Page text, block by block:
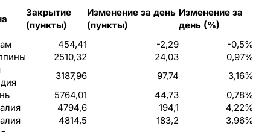
Закрытие
(пункты)
Изменение за день
(пункты)
Изменение за
день (%)
454,41 -2,29
-0,5%
2510,32 24,03
0,97%
3187,96 97,74
3,16%
5764,01 44,73
0,78%
4794,6 194,1
4,22%
4814,5 183,2
3,96%